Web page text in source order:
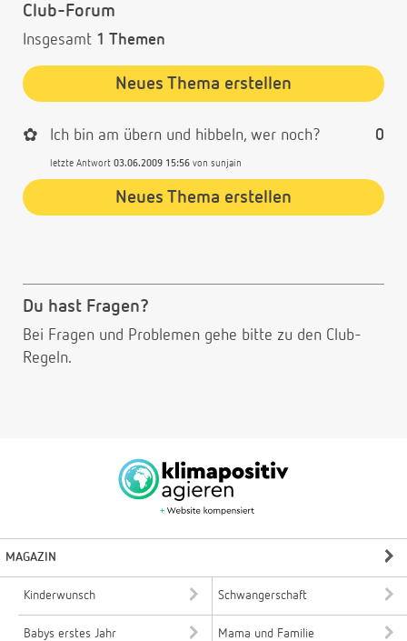
Club-Forum
Insgesamt 1 Themen
Neues Thema erstellen
0
✿ Ich bin am übern und hibbeln, wer noch?
letzte Antwort 03.06.2009 15:56 von sunjain
Neues Thema erstellen
Du hast Fragen?
Bei Fragen und Problemen gehe bitte zu den Club-
Regeln.
MAGAZIN
Kinderwunsch Schwangerschaft
Babys erstes Jahr Mama und Familie